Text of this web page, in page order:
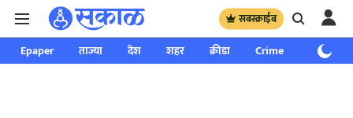
सबस्क्राईब
Epaper ताज्या देश शहर क्रीडा Crime साप्ताहिक